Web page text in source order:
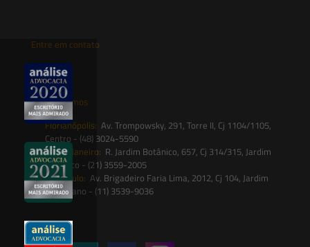
Entre em contato
contato@saesadvogados.com.br
Onde estamos
Florianópolis: Av. Trompowsky, 291, Torre II, Cj 1104/1105,
Centro - (48) 3024-5590
Rio de Janeiro: R. Jardim Botânico, 657, Cj 314/315, Jardim
Botânico - (21) 3559-2005
São Paulo: Av. Brigadeiro Faria Lima, 2012, Cj 104, Jardim
Paulistano - (11) 3539-9036
Siga-nos